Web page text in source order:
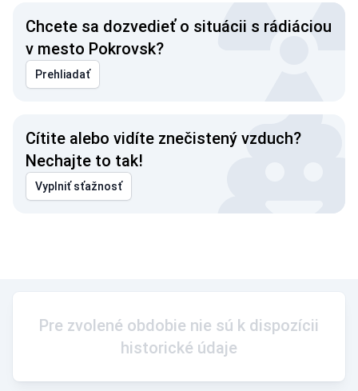
Chcete sa dozvedieť o situácii s rádiáciou
v mesto Pokrovsk?
Prehliadať
Cítite alebo vidíte znečistený vzduch?
Nechajte to tak!
Vyplniť sťažnosť
Pre zvolené obdobie nie sú k dispozícii
historické údaje